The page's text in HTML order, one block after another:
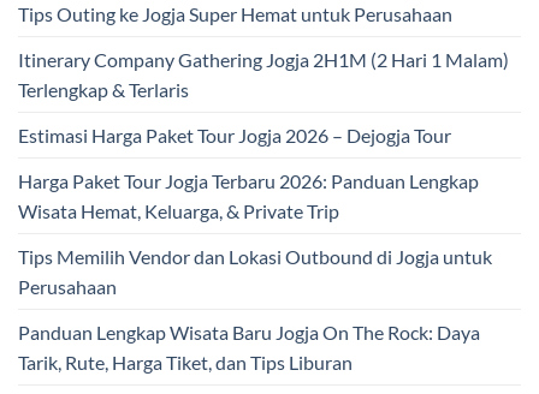
Tips Outing ke Jogja Super Hemat untuk Perusahaan
Itinerary Company Gathering Jogja 2H1M (2 Hari 1 Malam)
Terlengkap & Terlaris
Estimasi Harga Paket Tour Jogja 2026 – Dejogja Tour
Harga Paket Tour Jogja Terbaru 2026: Panduan Lengkap
Wisata Hemat, Keluarga, & Private Trip
Tips Memilih Vendor dan Lokasi Outbound di Jogja untuk
Perusahaan
Panduan Lengkap Wisata Baru Jogja On The Rock: Daya
Tarik, Rute, Harga Tiket, dan Tips Liburan